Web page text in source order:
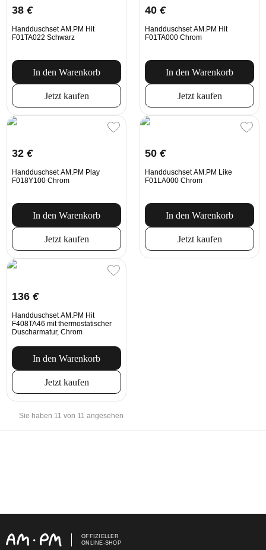
38 €
Handduschset AM.PM Hit
F01TA022 Schwarz
In den Warenkorb
Jetzt kaufen
40 €
Handduschset AM.PM Hit
F01TA000 Chrom
In den Warenkorb
Jetzt kaufen
32 €
Handduschset AM.PM Play
F018Y100 Chrom
In den Warenkorb
Jetzt kaufen
50 €
Handduschset AM.PM Like
F01LA000 Chrom
In den Warenkorb
Jetzt kaufen
136 €
Handduschset AM.PM Hit
F408TA46 mit thermostatischer
Duscharmatur, Chrom
In den Warenkorb
Jetzt kaufen
Sie haben 11 von 11 angesehen
OFFIZIELLER
ONLINE-SHOP